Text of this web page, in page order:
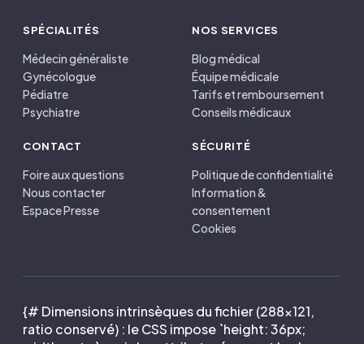
SPÉCIALITÉS
Médecin généraliste
Gynécologue
Pédiatre
Psychiatre
NOS SERVICES
Blog médical
Équipe médicale
Tarifs et remboursement
Conseils médicaux
CONTACT
Foire aux questions
Nous contacter
Espace Presse
SÉCURITÉ
Politique de confidentialité
Information &
consentement
Cookies
{# Dimensions intrinsèques du fichier (288×121,
ratio conservé) : le CSS impose `height: 36px;